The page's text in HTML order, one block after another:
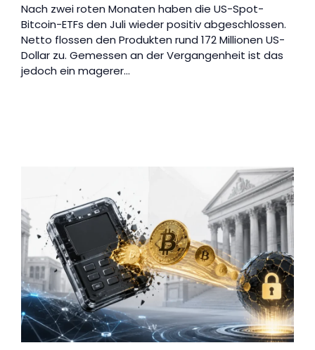
Nach zwei roten Monaten haben die US-Spot-
Bitcoin-ETFs den Juli wieder positiv abgeschlossen.
Netto flossen den Produkten rund 172 Millionen US-
Dollar zu. Gemessen an der Vergangenheit ist das
jedoch ein magerer…